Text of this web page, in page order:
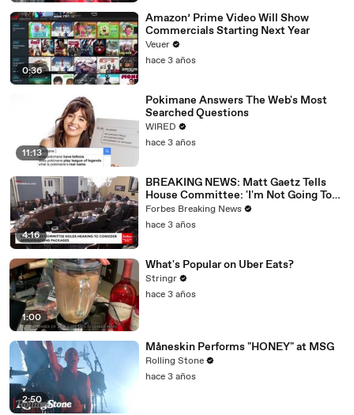
0:36
Amazon’ Prime Video Will Show
Commercials Starting Next Year
Veuer
hace 3 años
11:13
Pokimane Answers The Web's Most
Searched Questions
WIRED
hace 3 años
4:16
BREAKING NEWS: Matt Gaetz Tells
House Committee: 'I'm Not Going To
Vote For A Continuing Resolution'
Forbes Breaking News
hace 3 años
1:00
What's Popular on Uber Eats?
Stringr
hace 3 años
2:50
Måneskin Performs "HONEY" at MSG
Rolling Stone
hace 3 años